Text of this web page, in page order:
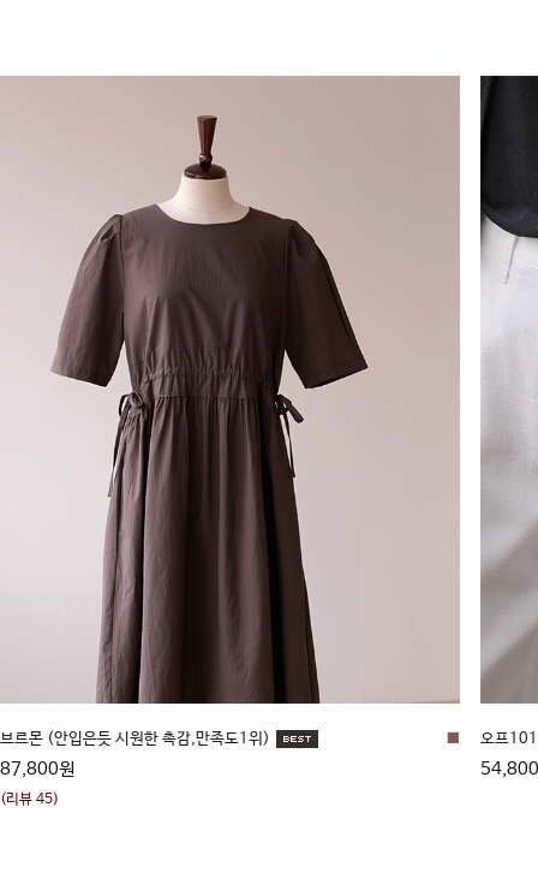
브르몬 (안입은듯 시원한 촉감,만족도1위)
87,800원
(리뷰 45)
오프101